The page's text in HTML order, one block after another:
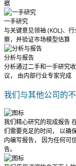
据
一手研究
与关键意见领袖 (KOL)、
察，并验证市场模型估算
分析与报告
分析通过二手和一手研究
议， 由内部行业专家完成
我们与其他公司的
我们精心研究的现成报告
们需要充足的时间， 以确
内编写报告， 因为任何可
告。